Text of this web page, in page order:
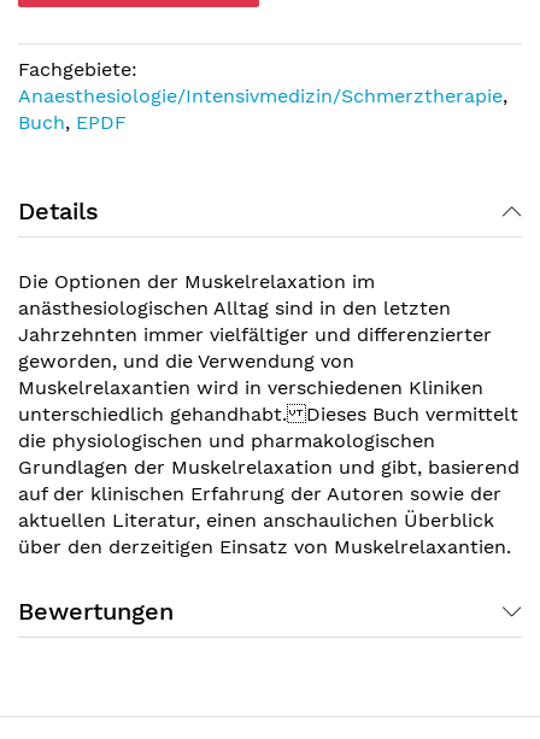
Fachgebiete:
Anaesthesiologie/Intensivmedizin/Schmerztherapie,
Buch, EPDF
Details
Die Optionen der Muskelrelaxation im
anästhesiologischen Alltag sind in den letzten
Jahrzehnten immer vielfältiger und differenzierter
geworden, und die Verwendung von
Muskelrelaxantien wird in verschiedenen Kliniken
unterschiedlich gehandhabt. Dieses Buch vermittelt
die physiologischen und pharmakologischen
Grundlagen der Muskelrelaxation und gibt, basierend
auf der klinischen Erfahrung der Autoren sowie der
aktuellen Literatur, einen anschaulichen Überblick
über den derzeitigen Einsatz von Muskelrelaxantien.
Bewertungen